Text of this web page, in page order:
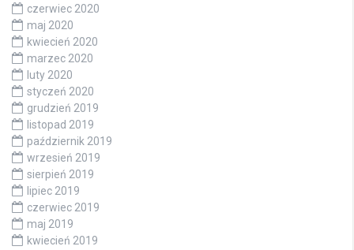
czerwiec 2020
maj 2020
kwiecień 2020
marzec 2020
luty 2020
styczeń 2020
grudzień 2019
listopad 2019
październik 2019
wrzesień 2019
sierpień 2019
lipiec 2019
czerwiec 2019
maj 2019
kwiecień 2019